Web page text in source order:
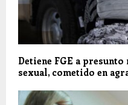
Detiene FGE a
sexual, cometido en